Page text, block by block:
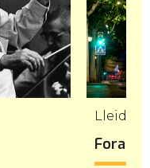
Lleida
Fora